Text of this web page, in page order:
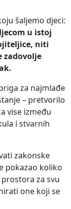
šaljemo djeci:
u istoj
niti
zadovolje
za najmlađe
– pretvorilo
vise između
i stvarnih
zakonske
pokazao koliko
za svu
one koji se